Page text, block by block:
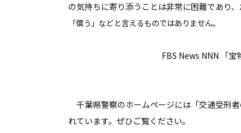
の気持ちに寄り添うことは非常に困難であり
「償う」などと言えるものではありません。
FBS News NNN 「
千葉県警察のホームページには「交通受刑
れています。ぜひご覧ください。